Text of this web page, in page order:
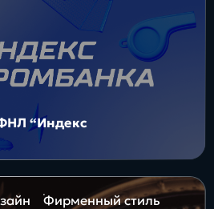
“Индекс
Фирменный стиль